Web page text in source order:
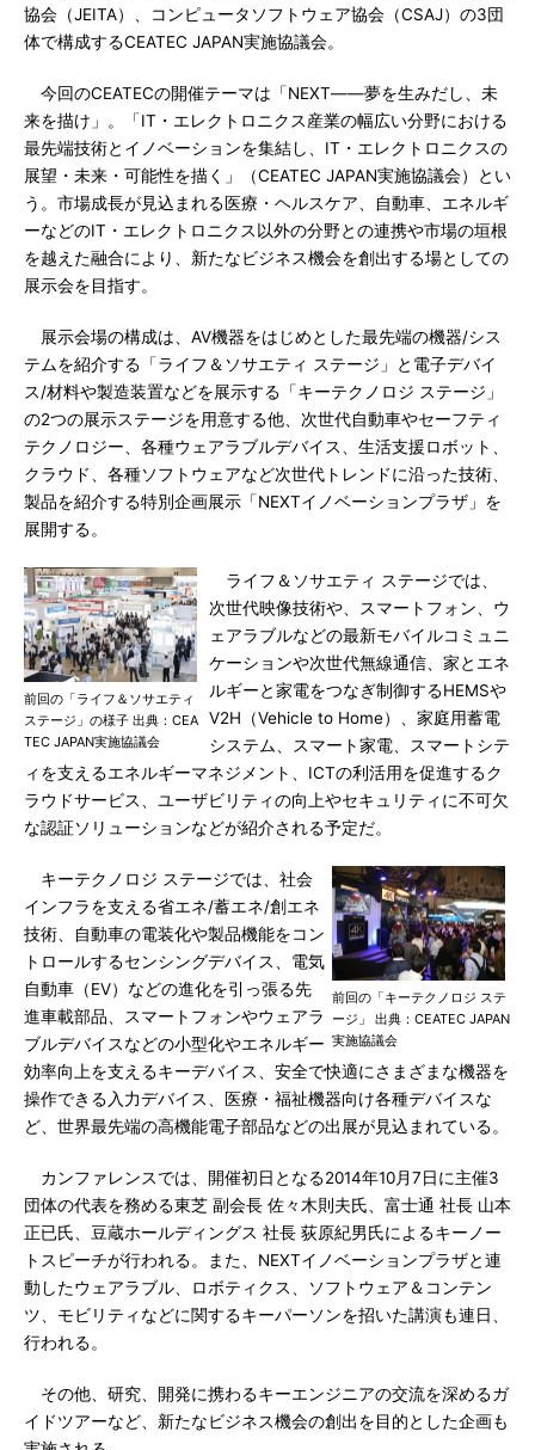
協会（JEITA）、コンピュータソフトウェア協会（CSAJ）の3団
体で構成するCEATEC JAPAN実施協議会。
今回のCEATECの開催テーマは「NEXT――夢を生みだし、未
来を描け」。「IT・エレクトロニクス産業の幅広い分野における
最先端技術とイノベーションを集結し、IT・エレクトロニクスの
展望・未来・可能性を描く」（CEATEC JAPAN実施協議会）とい
う。市場成長が見込まれる医療・ヘルスケア、自動車、エネルギ
ーなどのIT・エレクトロニクス以外の分野との連携や市場の垣根
を越えた融合により、新たなビジネス機会を創出する場としての
展示会を目指す。
展示会場の構成は、AV機器をはじめとした最先端の機器/シス
テムを紹介する「ライフ＆ソサエティ ステージ」と電子デバイ
ス/材料や製造装置などを展示する「キーテクノロジ ステージ」
の2つの展示ステージを用意する他、次世代自動車やセーフティ
テクノロジー、各種ウェアラブルデバイス、生活支援ロボット、
クラウド、各種ソフトウェアなど次世代トレンドに沿った技術、
製品を紹介する特別企画展示「NEXTイノベーションプラザ」を
展開する。
前回の「ライフ＆ソサエティ
ステージ」の様子 出典：CEA
TEC JAPAN実施協議会
ライフ＆ソサエティ ステージでは、
次世代映像技術や、スマートフォン、ウ
ェアラブルなどの最新モバイルコミュニ
ケーションや次世代無線通信、家とエネ
ルギーと家電をつなぎ制御するHEMSや
V2H（Vehicle to Home）、家庭用蓄電
システム、スマート家電、スマートシテ
ィを支えるエネルギーマネジメント、ICTの利活用を促進するク
ラウドサービス、ユーザビリティの向上やセキュリティに不可欠
な認証ソリューションなどが紹介される予定だ。
前回の「キーテクノロジ ステ
ージ」 出典：CEATEC JAPAN
実施協議会
キーテクノロジ ステージでは、社会
インフラを支える省エネ/蓄エネ/創エネ
技術、自動車の電装化や製品機能をコン
トロールするセンシングデバイス、電気
自動車（EV）などの進化を引っ張る先
進車載部品、スマートフォンやウェアラ
ブルデバイスなどの小型化やエネルギー
効率向上を支えるキーデバイス、安全で快適にさまざまな機器を
操作できる入力デバイス、医療・福祉機器向け各種デバイスな
ど、世界最先端の高機能電子部品などの出展が見込まれている。
カンファレンスでは、開催初日となる2014年10月7日に主催3
団体の代表を務める東芝 副会長 佐々木則夫氏、富士通 社長 山本
正已氏、豆蔵ホールディングス 社長 荻原紀男氏によるキーノー
トスピーチが行われる。また、NEXTイノベーションプラザと連
動したウェアラブル、ロボティクス、ソフトウェア＆コンテン
ツ、モビリティなどに関するキーパーソンを招いた講演も連日、
行われる。
その他、研究、開発に携わるキーエンジニアの交流を深めるガ
イドツアーなど、新たなビジネス機会の創出を目的とした企画も